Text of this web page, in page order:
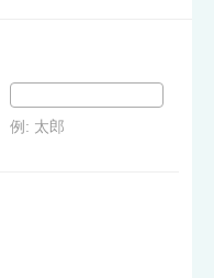
例: 太郎